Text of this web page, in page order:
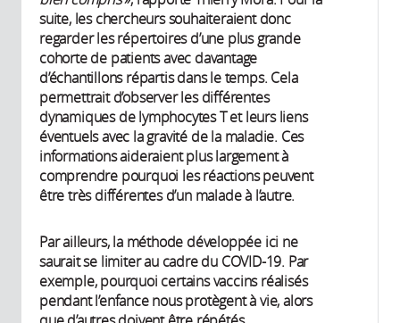
suite, les chercheurs souhaiteraient donc
regarder les répertoires d’une plus grande
cohorte de patients avec davantage
d’échantillons répartis dans le temps. Cela
permettrait d’observer les différentes
dynamiques de lymphocytes T et leurs liens
éventuels avec la gravité de la maladie. Ces
informations aideraient plus largement à
comprendre pourquoi les réactions peuvent
être très différentes d’un malade à l’autre.
Par ailleurs, la méthode développée ici ne
saurait se limiter au cadre du COVID-19. Par
exemple, pourquoi certains vaccins réalisés
pendant l’enfance nous protègent à vie, alors